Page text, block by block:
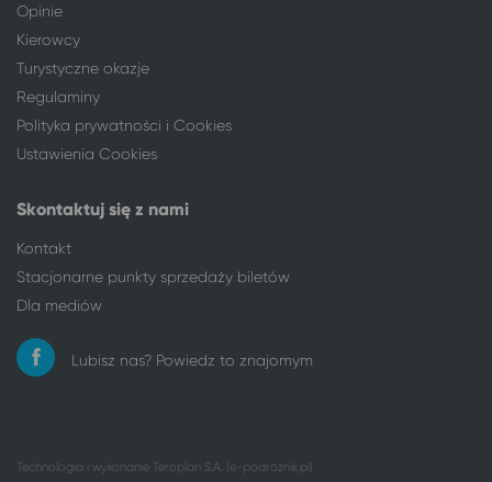
Orzysz
Ostróda
Ostrołęka
Ostrów Mazowiecka
Ostrów Wielkopolski
Ostrowiec Świętokrzyski
Otwock
Ciechocinek
Piekary Śląskie
Ciechocinek
Piła
Piotrków Trybunalski
Pisz
Ciechocinek
Opinie
Kierowcy
Turystyczne okazje
Regulaminy
Polityka prywatności i Cookies
Ustawienia Cookies
Skontaktuj się z nami
Kontakt
Stacjonarne punkty sprzedaży biletów
Dla mediów
Lubisz nas? Powiedz to znajomym
Technologia i wykonanie Teroplan S.A. (e-podróżnik.pl)